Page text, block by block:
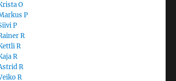
O
P
P
R
R
R
R
R